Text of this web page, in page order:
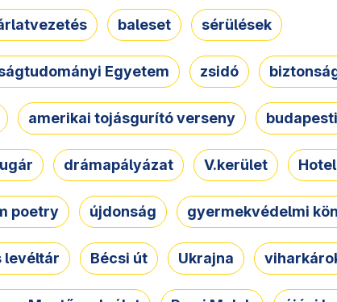
baleset sérülések
Egyetem zsidó
amerikai tojásgurító verseny
drámapályázat V.kerület
poetry újdonság gyermekvédelmi
levéltár Bécsi út Ukrajna